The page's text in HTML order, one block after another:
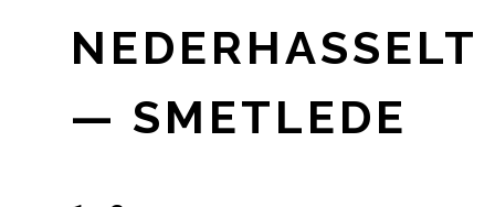
NEDERHASSELT
— SMETLEDE